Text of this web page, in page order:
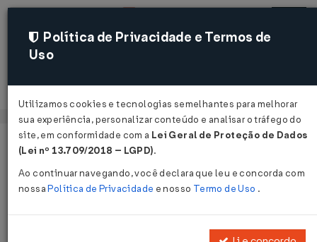
Acessar
Página Inicial
Notícias
Política de Privacidade e Termos de
Uso
Utilizamos cookies e tecnologias semelhantes para melhorar
sua experiência, personalizar conteúdo e analisar o tráfego do
site, em conformidade com a Lei Geral de Proteção de Dados
(Lei nº 13.709/2018 – LGPD).
Ao continuar navegando, você declara que leu e concorda com
nossaPolítica de Privacidade e nosso Termo de Uso .